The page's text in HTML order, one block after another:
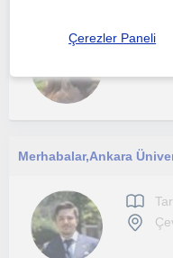
Çerezler Paneli